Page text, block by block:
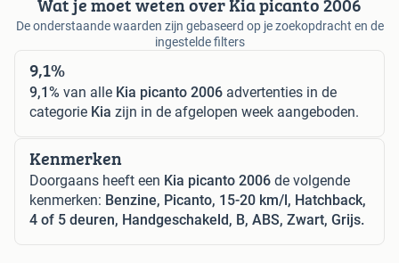
De onderstaande waarden zijn gebaseerd op je zoekopdracht en de
ingestelde filters
9,1%
9,1% van alle Kia picanto 2006 advertenties in de
categorie Kia zijn in de afgelopen week aangeboden.
Kenmerken
Doorgaans heeft een Kia picanto 2006 de volgende
kenmerken: Benzine, Picanto, 15-20 km/l, Hatchback,
4 of 5 deuren, Handgeschakeld, B, ABS, Zwart, Grijs.